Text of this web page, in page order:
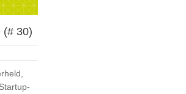
(# 30)